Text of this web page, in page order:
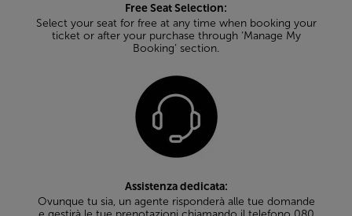
Free Seat Selection:
Select your seat for free at any time when booking your
ticket or after your purchase through ‘Manage My
Booking’ section.
Assistenza dedicata:
Ovunque tu sia, un agente risponderà alle tue domande